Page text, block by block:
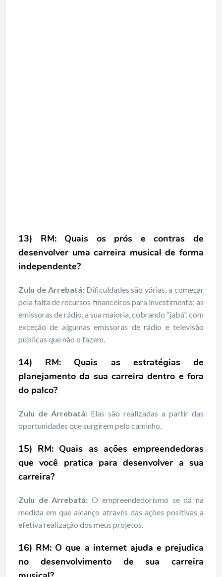
13) RM: Quais os prós e contras de
desenvolver uma carreira musical de forma
independente?
Zulu de Arrebatá: Dificuldades são várias, a começar
pela falta de recursos financeiros para investimento; as
emissoras de rádio, a sua maioria, cobrando “jabá”, com
exceção de algumas emissoras de rádio e televisão
públicas que não o fazem.
14) RM: Quais as estratégias de
planejamento da sua carreira dentro e fora
do palco?
Zulu de Arrebatá: Elas são realizadas a partir das
oportunidades que surgirem pelo caminho.
15) RM: Quais as ações empreendedoras
que você pratica para desenvolver a sua
carreira?
Zulu de Arrebatá:O empreendedorismo se dá na
medida em que alcanço através das ações positivas a
efetiva realização dos meus projetos.
16) RM: O que a internet ajuda e prejudica
no desenvolvimento de sua carreira